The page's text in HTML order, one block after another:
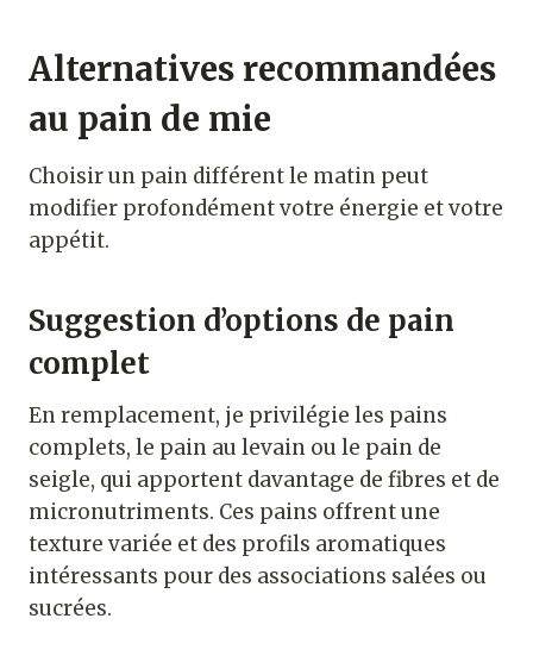
Alternatives recommandées
au pain de mie
Choisir un pain différent le matin peut
modifier profondément votre énergie et votre
appétit.
Suggestion d’options de pain
complet
En remplacement, je privilégie les pains
complets, le pain au levain ou le pain de
seigle, qui apportent davantage de fibres et de
micronutriments. Ces pains offrent une
texture variée et des profils aromatiques
intéressants pour des associations salées ou
sucrées.